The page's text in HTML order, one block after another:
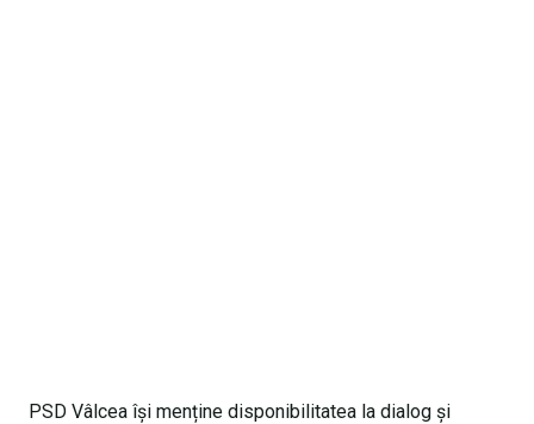
PSD Vâlcea își menține disponibilitatea la dialog și